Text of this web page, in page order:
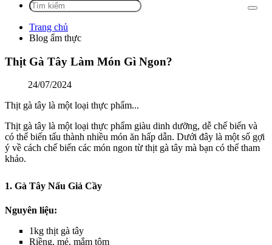
Trang chủ
Blog ẩm thực
Thịt Gà Tây Làm Món Gì Ngon?
24/07/2024
Thịt gà tây là một loại thực phẩm...
Thịt gà tây là một loại thực phẩm giàu dinh dưỡng, dễ chế biến và
có thể biến tấu thành nhiều món ăn hấp dẫn. Dưới đây là một số gợi
ý về cách chế biến các món ngon từ thịt gà tây mà bạn có thể tham
khảo.
1. Gà Tây Nấu Giả Cầy
Nguyên liệu:
1kg thịt gà tây
Riềng, mẻ, mắm tôm